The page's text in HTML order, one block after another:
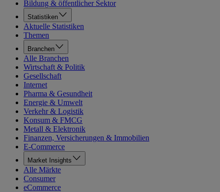
Bildung & öffentlicher Sektor
Statistiken
Aktuelle Statistiken
Themen
Branchen
Alle Branchen
Wirtschaft & Politik
Gesellschaft
Internet
Pharma & Gesundheit
Energie & Umwelt
Verkehr & Logistik
Konsum & FMCG
Metall & Elektronik
Finanzen, Versicherungen & Immobilien
E-Commerce
Market Insights
Alle Märkte
Consumer
eCommerce